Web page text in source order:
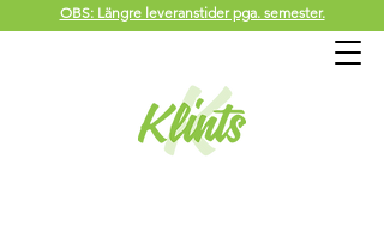
OBS: Längre leveranstider pga. semester.